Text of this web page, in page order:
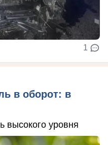
1
в оборот: в
высокого уровня